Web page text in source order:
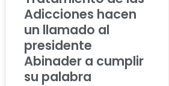
Adicciones hacen
un llamado al
presidente
Abinader a cumplir
su palabra